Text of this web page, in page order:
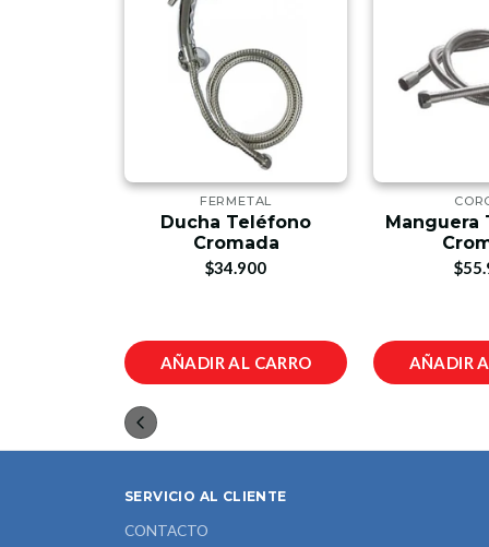
FERMETAL
Ducha Teléfono
Cromada
$34.900
AÑADIR AL CARRO
Manguera
AÑADIR
SERVICIO AL CLIENTE
CONTACTO